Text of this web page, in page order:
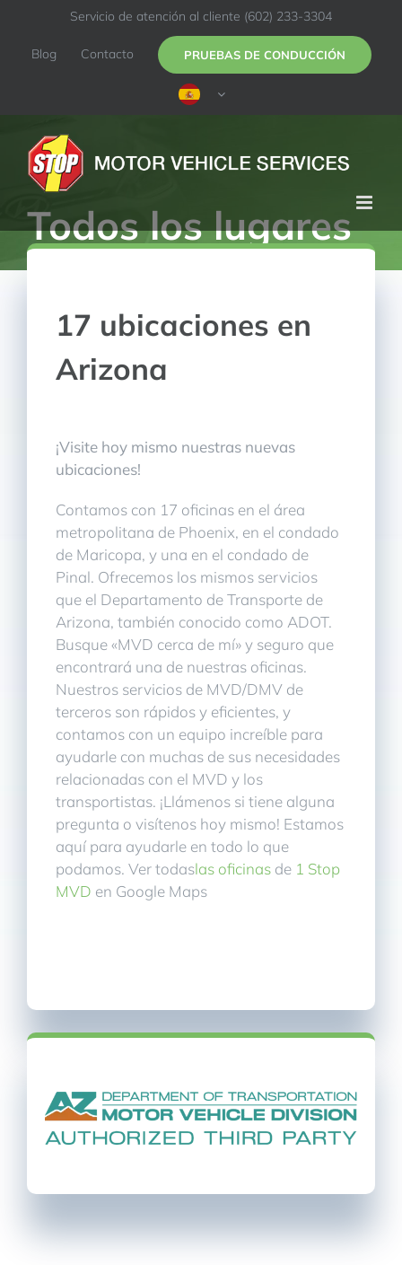
contenido
Servicio de atención al cliente (602) 233-3304
Blog Contacto PRUEBAS DE CONDUCCIÓN
Todos los lugares
17 ubicaciones en
Arizona
¡Visite hoy mismo nuestras nuevas
ubicaciones!
Contamos con 17 oficinas en el área
metropolitana de Phoenix, en el condado
de Maricopa, y una en el condado de
Pinal. Ofrecemos los mismos servicios
que el Departamento de Transporte de
Arizona, también conocido como ADOT.
Busque «MVD cerca de mí» y seguro que
encontrará una de nuestras oficinas.
Nuestros servicios de MVD/DMV de
terceros son rápidos y eficientes, y
contamos con un equipo increíble para
ayudarle con muchas de sus necesidades
relacionadas con el MVD y los
transportistas. ¡Llámenos si tiene alguna
pregunta o visítenos hoy mismo! Estamos
aquí para ayudarle en todo lo que
podamos. Ver todaslas oficinas de 1 Stop
MVD en Google Maps